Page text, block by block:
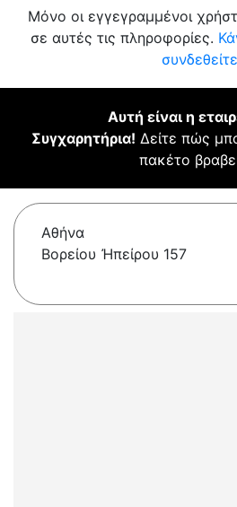
Μόνο οι εγγεγραμμένοι
σε αυτές τις πληροφορίες.
Αυτή είναι η
Συγχαρητήρια! Δείτε πώς
πακέτο
Αθήνα
Βορείου Ἠπείρου 157